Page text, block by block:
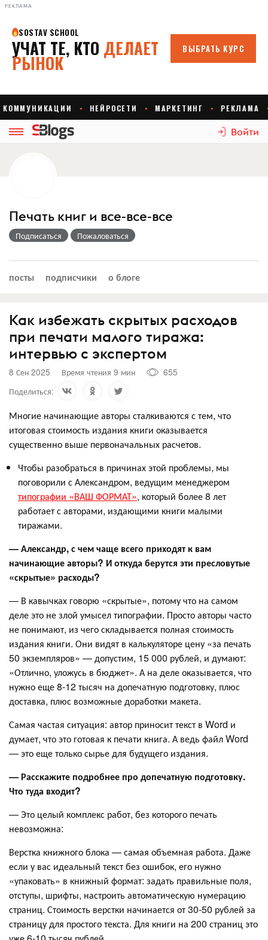
РЕКЛАМА
Войти
Печать книг и все-все-все
Подписаться Пожаловаться
посты подписчики о блоге
Как избежать скрытых расходов
при печати малого тиража:
интервью с экспертом
8 Сен 2025 Время чтения 9 мин
655
Поделиться:
Многие начинающие авторы сталкиваются с тем, что
итоговая стоимость издания книги оказывается
существенно выше первоначальных расчетов.
Чтобы разобраться в причинах этой проблемы, мы
поговорили с Александром, ведущим менеджером
типографии «ВАШ ФОРМАТ», который более 8 лет
работает с авторами, издающими книги малыми
тиражами.
— Александр, с чем чаще всего приходят к вам
начинающие авторы? И откуда берутся эти пресловутые
«скрытые» расходы?
— В кавычках говорю «скрытые», потому что на самом
деле это не злой умысел типографии. Просто авторы часто
не понимают, из чего складывается полная стоимость
издания книги. Они видят в калькуляторе цену «за печать
50 экземпляров» — допустим, 15 000 рублей, и думают:
«Отлично, уложусь в бюджет». А на деле оказывается, что
нужно еще 8-12 тысяч на допечатную подготовку, плюс
доставка, плюс возможные доработки макета.
Самая частая ситуация: автор приносит текст в Word и
думает, что это готовая к печати книга. А ведь файл Word
— это еще только сырье для будущего издания.
— Расскажите подробнее про допечатную подготовку.
Что туда входит?
— Это целый комплекс работ, без которого печать
невозможна:
Верстка книжного блока — самая объемная работа. Даже
если у вас идеальный текст без ошибок, его нужно
«упаковать» в книжный формат: задать правильные поля,
отступы, шрифты, настроить автоматическую нумерацию
страниц. Стоимость верстки начинается от 30-50 рублей за
страницу для простого текста. Для книги на 200 страниц это